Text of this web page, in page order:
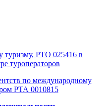
туризму, РТО 025416 в
туроператоров
по международному
РТА 0010815